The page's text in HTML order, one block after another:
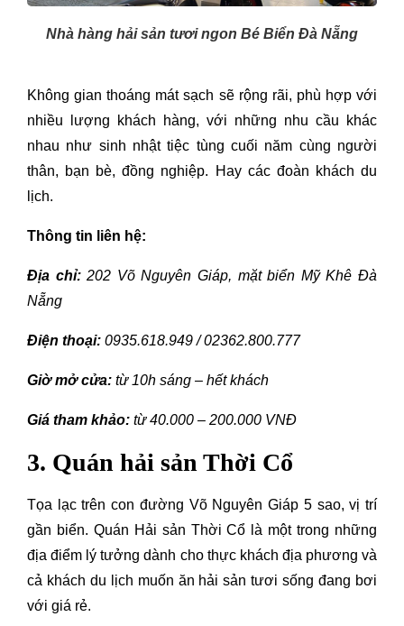
Nhà hàng hải sản tươi ngon Bé Biển Đà Nẵng
Không gian thoáng mát sạch sẽ rộng rãi, phù hợp với
nhiều lượng khách hàng, với những nhu cầu khác
nhau như sinh nhật tiệc tùng cuối năm cùng người
thân, bạn bè, đồng nghiệp. Hay các đoàn khách du
lịch.
Thông tin liên hệ:
Địa chỉ:202 Võ Nguyên Giáp, mặt biển Mỹ Khê Đà
Nẵng
Điện thoại: 0935.618.949 / 02362.800.777
Giờ mở cửa: từ 10h sáng – hết khách
Giá tham khảo: từ 40.000 – 200.000 VNĐ
3. Quán hải sản Thời Cổ
Tọa lạc trên con đường Võ Nguyên Giáp 5 sao, vị trí
gần biển. Quán Hải sản Thời Cổ là một trong những
địa điểm lý tưởng dành cho thực khách địa phương và
cả khách du lịch muốn ăn hải sản tươi sống đang bơi
với giá rẻ.